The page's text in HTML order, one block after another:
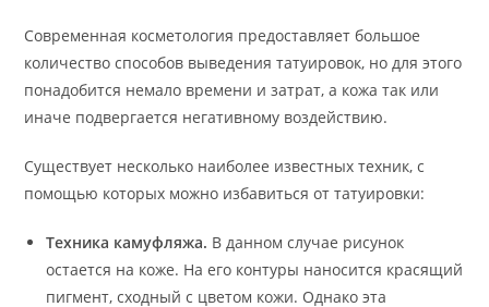
Современная косметология предоставляет большое
количество способов выведения татуировок, но для этого
понадобится немало времени и затрат, а кожа так или
иначе подвергается негативному воздействию.
Существует несколько наиболее известных техник, с
помощью которых можно избавиться от татуировки:
Техника камуфляжа. В данном случае рисунок
остается на коже. На его контуры наносится красящий
пигмент, сходный с цветом кожи. Однако эта